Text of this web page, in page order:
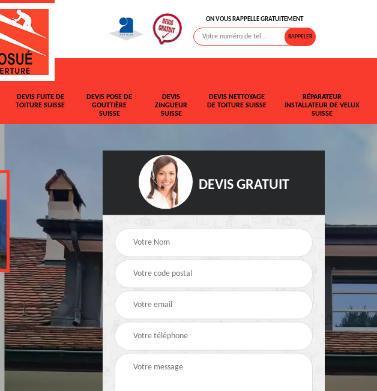
ON VOUS RAPPELLE GRATUITEMENT
DEVIS FUITE DE
TOITURE SUISSE
DEVIS POSE DE
GOUTTIÈRE
SUISSE
DEVIS
ZINGUEUR
SUISSE
DEVIS NETTOYAGE
DE TOITURE SUISSE
RÉPARATEUR
INSTALLATEUR DE VELUX
SUISSE
Devis changement de
tuile Suisse
Rehaussement de
Devis fuite de toiture
Suisse
DEVIS GRATUIT